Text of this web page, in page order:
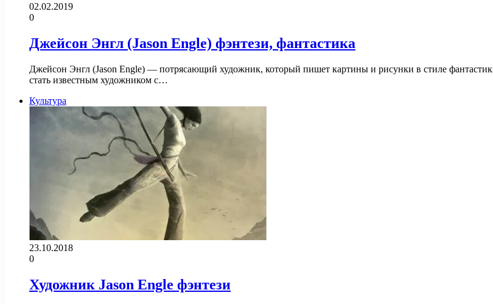
02.02.2019
0
Джейсон Энгл (Jason Engle) фэнтези, фантастика
Джейсон Энгл (Jason Engle) — потрясающий художник, который пишет картины и рисунки в стиле
стать известным художником с…
Культура
23.10.2018
0
Художник Jason Engle фэнтези